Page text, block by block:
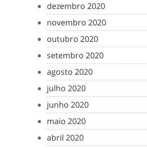
dezembro 2020
novembro 2020
outubro 2020
setembro 2020
agosto 2020
julho 2020
junho 2020
maio 2020
abril 2020